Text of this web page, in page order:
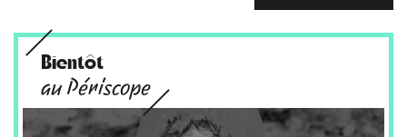
Bientôt
au Périscope